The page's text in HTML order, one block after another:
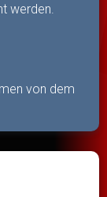
werden.
von dem